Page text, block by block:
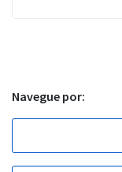
Navegue por: